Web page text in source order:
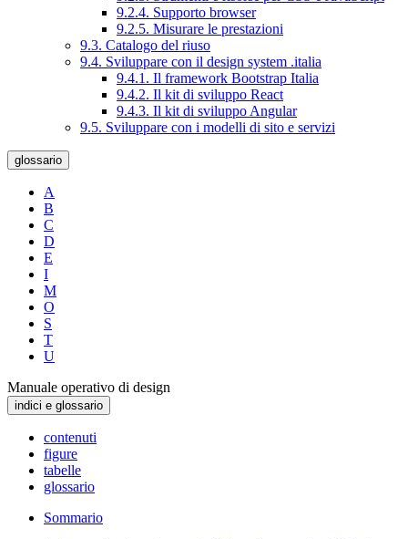
9.2.4. Supporto browser
9.2.5. Misurare le prestazioni
9.3. Catalogo del riuso
9.4. Sviluppare con il design system .italia
9.4.1. Il framework Bootstrap Italia
9.4.2. Il kit di sviluppo React
9.4.3. Il kit di sviluppo Angular
9.5. Sviluppare con i modelli di sito e servizi
glossario
A
B
C
D
E
I
M
O
S
T
U
Manuale operativo di design
indici e glossario
contenuti
figure
tabelle
glossario
Sommario